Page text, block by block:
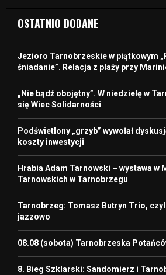
OSTATNIO DODANE
Jezioro Tarnobrzeskie w piątkowym
śniadanie”. Relacja z plaży przy
„Nie bądź obojętny”. W niedzielę w
się Wiec Solidarności
Podświetlony „grzyb” wywołał
koszty inwestycji
Hrabia Adam Tarnowski – wystawa w
Tarnowskich w Tarnobrzegu
Tarnobrzeg: Tomasz Butryn Trio,
jazzowo
08.08 (sobota) Tarnobrzeska
8. Bieg Szklarski: Sandomierz i